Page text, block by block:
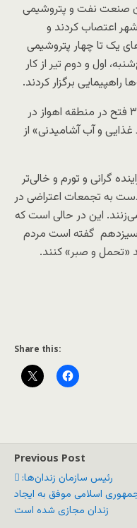
صنعت نفت و پتروشیمی
اعتصاب کردند و
یک تا چهار پتروشیمی
اول و دوم تیر از کار
برگزار کردند.
همچنین کارکنان دکل حفاری شماره ۳۷ فتح در منطقه اهواز در
و آب آشامیدنی» از
گرانی و تورم و خالی‌تر
به تجمعات اعتراضی در
این در حالی است که
گفته است مردم
«تحمل و صبر» کنند.
Share this:
Previous Post
رئیس سازمان زندان‌ها:
اسلامی موفق به ایجاد
زندان مجازی شده است